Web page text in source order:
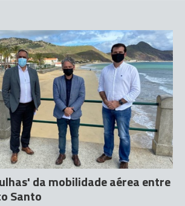
da mobilidade aérea entre
Santo